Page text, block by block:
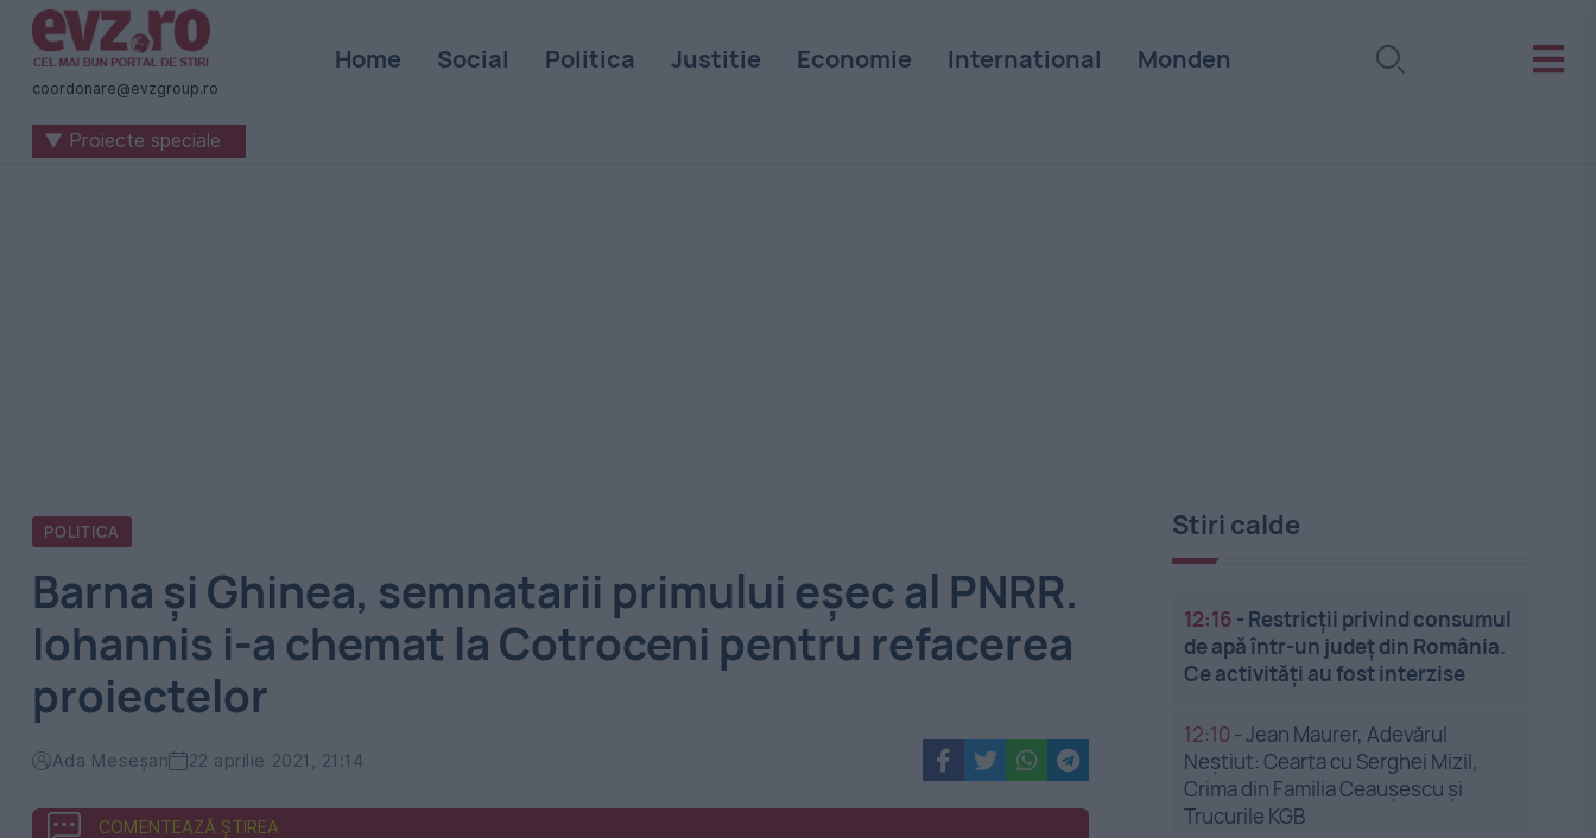
Știri
naționale
internaționale
coordonare@evzgroup.ro
Home Social Politica Justitie Economie International Monden
▼ Proiecte speciale
POLITICA
Barna și Ghinea, semnatarii primului eșec al PNRR.
Iohannis i-a chemat la Cotroceni pentru refacerea
proiectelor
Ada Meseșan 22 aprilie 2021, 21:14
COMENTEAZĂ ȘTIREA
Stiri calde
12:16 - Restricții privind consumul
de apă într-un județ din România.
Ce activități au fost interzise
12:10 -Jean Maurer, Adevărul
Neștiut: Cearta cu Serghei Mizil,
Crima din Familia Ceaușescu și
Trucurile KGB